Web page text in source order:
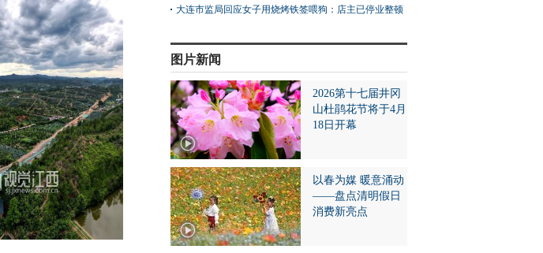
大连市监局回应女子用烧烤铁签喂狗：店主已停业整顿
图片新闻
2026第十七届井冈
山杜鹃花节将于4月
18日开幕
以春为媒 暖意涌动
——盘点清明假日
消费新亮点